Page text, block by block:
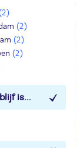
(2)
(2)
(2)
is...